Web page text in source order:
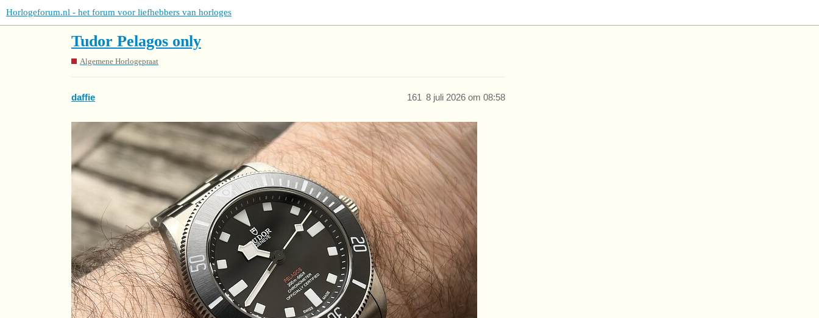
Horlogeforum.nl - het forum voor liefhebbers van horloges
Tudor Pelagos only
Algemene Horlogepraat
daffie 8 juli 2026 om 08:58
161